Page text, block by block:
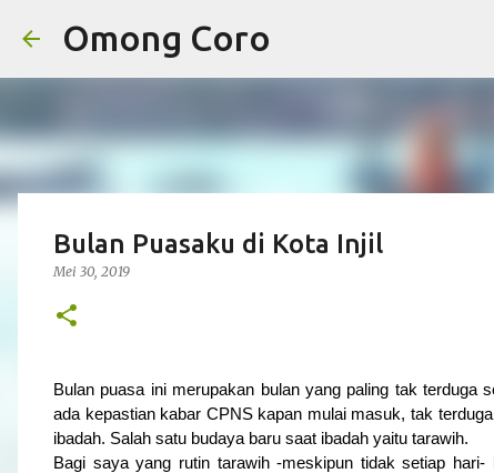
Omong Coro
Bulan Puasaku di Kota Injil
Mei 30, 2019
Bulan puasa ini merupakan bulan yang paling tak terduga
ada kepastian kabar CPNS kapan mulai masuk, tak
ibadah. Salah satu budaya baru saat ibadah yaitu tarawih.
Bagi saya yang rutin tarawih -meskipun tidak setiap